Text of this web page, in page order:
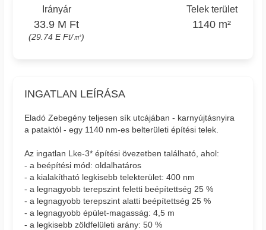
Irányár
33.9 M Ft
(29.74 E Ft/㎡)
Telek terület
1140 m²
INGATLAN LEÍRÁSA
Eladó Zebegény teljesen sík utcájában - karnyújtásnyira
a pataktól - egy 1140 nm-es belterületi építési telek.
Az ingatlan Lke-3* építési övezetben található, ahol:
- a beépítési mód: oldalhatáros
- a kialakítható legkisebb telekterület: 400 nm
- a legnagyobb terepszint feletti beépítettség 25 %
- a legnagyobb terepszint alatti beépítettség 25 %
- a legnagyobb épület-magasság: 4,5 m
- a legkisebb zöldfelületi arány: 50 %